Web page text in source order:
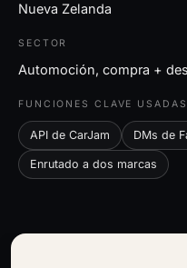
Nueva Zelanda
SECTOR
Automoción, compra +
FUNCIONES CLAVE USADAS
API de CarJam DMs de
Enrutado a dos marcas